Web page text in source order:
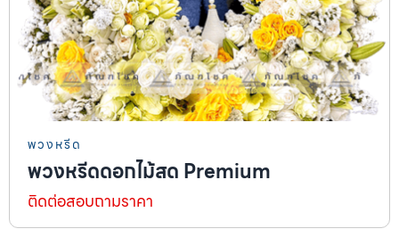
พวงหรีด
พวงหรีดดอกไม้สด Premium
ติดต่อสอบถามราคา